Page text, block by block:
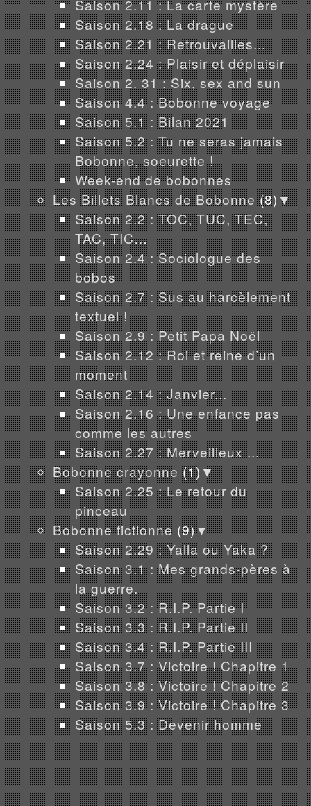
Saison 2.11 : La carte mystère
Saison 2.18 : La drague
Saison 2.21 : Retrouvailles...
Saison 2.24 : Plaisir et déplaisir
Saison 2. 31 : Six, sex and sun
Saison 4.4 : Bobonne voyage
Saison 5.1 : Bilan 2021
Saison 5.2 : Tu ne seras jamais
Bobonne, soeurette !
Week-end de bobonnes
Les Billets Blancs de Bobonne (8)▼
Saison 2.2 : TOC, TUC, TEC,
TAC, TIC…
Saison 2.4 : Sociologue des
bobos
Saison 2.7 : Sus au harcèlement
textuel !
Saison 2.9 : Petit Papa Noël
Saison 2.12 : Roi et reine d’un
moment
Saison 2.14 : Janvier...
Saison 2.16 : Une enfance pas
comme les autres
Saison 2.27 : Merveilleux ...
Bobonne crayonne (1)▼
Saison 2.25 : Le retour du
pinceau
Bobonne fictionne (9)▼
Saison 2.29 : Yalla ou Yaka ?
Saison 3.1 : Mes grands-pères à
la guerre.
Saison 3.2 : R.I.P. Partie I
Saison 3.3 : R.I.P. Partie II
Saison 3.4 : R.I.P. Partie III
Saison 3.7 : Victoire ! Chapitre 1
Saison 3.8 : Victoire ! Chapitre 2
Saison 3.9 : Victoire ! Chapitre 3
Saison 5.3 : Devenir homme